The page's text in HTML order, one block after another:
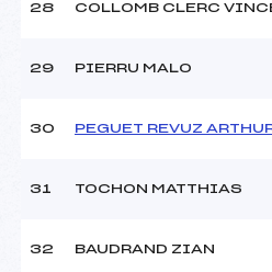
28 COLLOMB CLERC
29 PIERRU MALO
30 PEGUET REVUZ
31 TOCHON MATTHIAS
32 BAUDRAND ZIAN